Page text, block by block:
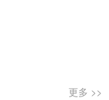
更多 >>